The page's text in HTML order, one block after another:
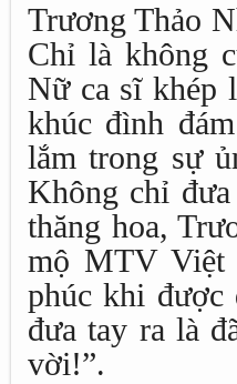
Trương Thảo
Chỉ là không
Nữ ca sĩ khép
khúc đình
lắm trong sự
Không chỉ
thăng hoa,
mộ MTV Việt
phúc khi được
đưa tay ra là
vời!”.